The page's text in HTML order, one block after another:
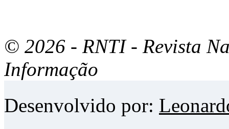
© 2026 - RNTI - Revista
Informação
Desenvolvido por: